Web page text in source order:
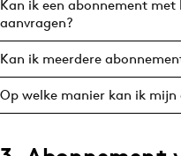
Adverteren
Events
Vacatures
Partners
Kan ik een abonnement
aanvragen?
Kan ik meerdere
Op welke manier kan ik